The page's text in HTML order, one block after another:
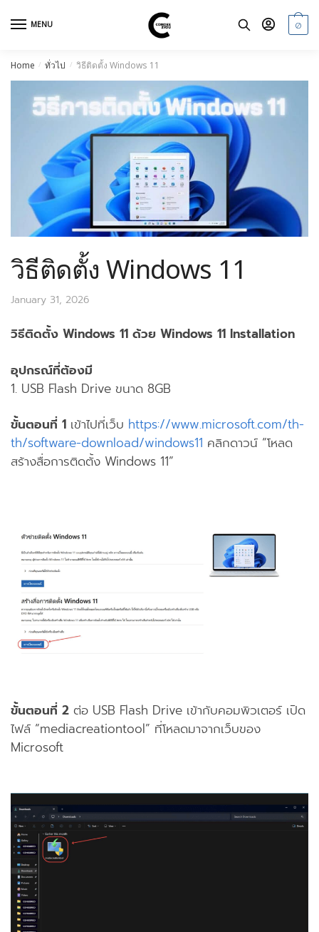
MENU 0
Home / ทั่วไป / วิธีติดตั้ง Windows 11
วิธีติดตั้ง Windows 11
January 31, 2026
วิธีติดตั้ง Windows 11 ด้วย Windows 11 Installation
อุปกรณ์ที่ต้องมี
1. USB Flash Drive ขนาด 8GB
ขั้นตอนที่ 1 เข้าไปที่เว็บ https://www.microsoft.com/th-
th/software-download/windows11 คลิกดาวน์ “โหลด
สร้างสื่อการติดตั้ง Windows 11”
ขั้นตอนที่ 2 ต่อ USB Flash Drive เข้ากับคอมพิวเตอร์ เปิด
ไฟล์ “mediacreationtool” ที่โหลดมาจากเว็บของ
Microsoft